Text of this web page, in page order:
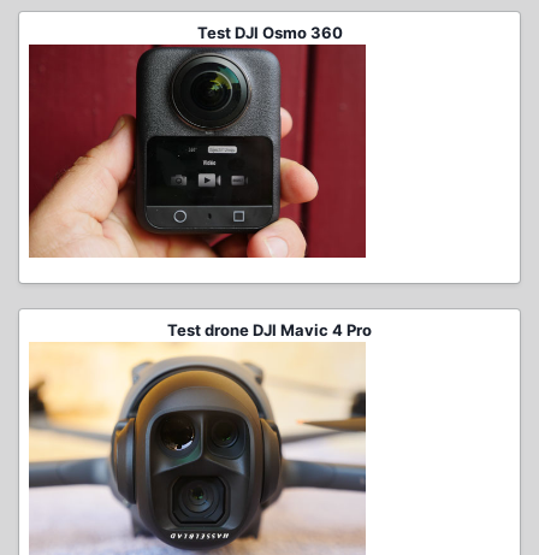
Test DJI Osmo 360
Test drone DJI Mavic 4 Pro